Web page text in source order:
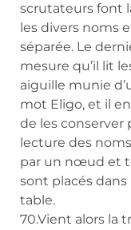
scrutateurs font
les divers noms
séparée. Le
mesure qu’il lit
aiguille munie
mot Eligo, et il
de les conserver
lecture des
par un nœud et
sont placés dans
table.
70.Vient alors la